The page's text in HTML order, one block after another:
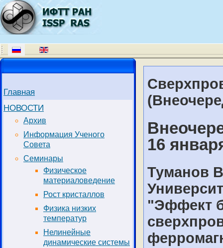
Главная
НОВОСТИ
Архив
Информация Ученого
Совета
Семинары
Физическое
материаловедение
Рост кристаллов
Физика низких
температур
Нелинейные
динамические системы
16
Туманов
"Эффект